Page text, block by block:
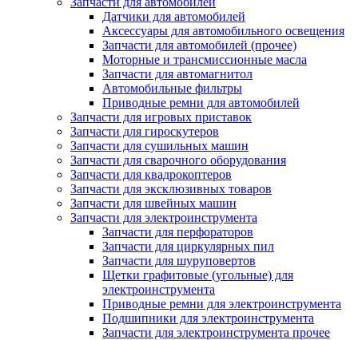
Датчики для автомобилей
Аксессуары для автомобильного освещения
Запчасти для автомобилей (прочее)
Моторные и трансмиссионные масла
Запчасти для автомагнитол
Автомобильные фильтры
Приводные ремни для автомобилей
Запчасти для игровых приставок
Запчасти для гироскутеров
Запчасти для сушильных машин
Запчасти для сварочного оборудования
Запчасти для квадрокоптеров
Запчасти для эксклюзивных товаров
Запчасти для швейных машин
Запчасти для электроинструмента
Запчасти для перфораторов
Запчасти для циркулярных пил
Запчасти для шуруповертов
Щетки графитовые (угольные) для
электроинструмента
Приводные ремни для электроинструмента
Подшипники для электроинструмента
Запчасти для электроинструмента прочее